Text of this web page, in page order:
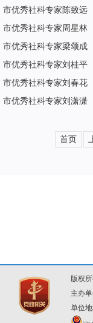
市优秀社科专家陈致远
市优秀社科专家周星林
市优秀社科专家梁颂成
市优秀社科专家刘桂平
市优秀社科专家刘春花
市优秀社科专家刘潇潇
首页
版权
主办
单位